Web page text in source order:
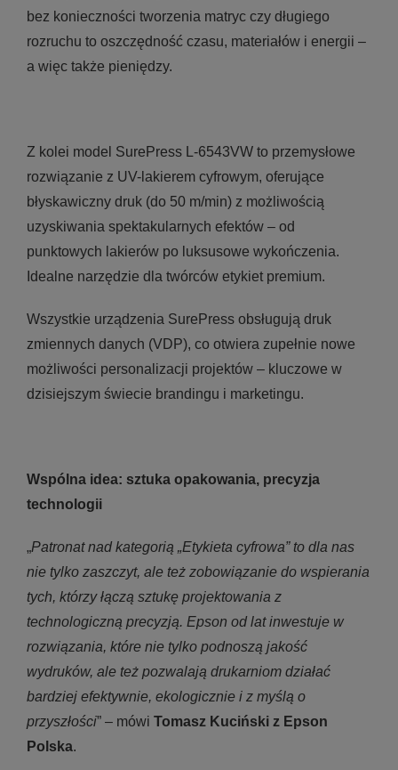
bez konieczności tworzenia matryc czy długiego
rozruchu to oszczędność czasu, materiałów i energii –
a więc także pieniędzy.
Z kolei model SurePress L-6543VW to przemysłowe
rozwiązanie z UV-lakierem cyfrowym, oferujące
błyskawiczny druk (do 50 m/min) z możliwością
uzyskiwania spektakularnych efektów – od
punktowych lakierów po luksusowe wykończenia.
Idealne narzędzie dla twórców etykiet premium.
Wszystkie urządzenia SurePress obsługują druk
zmiennych danych (VDP), co otwiera zupełnie nowe
możliwości personalizacji projektów – kluczowe w
dzisiejszym świecie brandingu i marketingu.
Wspólna idea: sztuka opakowania, precyzja
technologii
„Patronat nad kategorią „Etykieta cyfrowa” to dla nas
nie tylko zaszczyt, ale też zobowiązanie do wspierania
tych, którzy łączą sztukę projektowania z
technologiczną precyzją. Epson od lat inwestuje w
rozwiązania, które nie tylko podnoszą jakość
wydruków, ale też pozwalają drukarniom działać
bardziej efektywnie, ekologicznie i z myślą o
przyszłości” – mówi Tomasz Kuciński z Epson
Polska.